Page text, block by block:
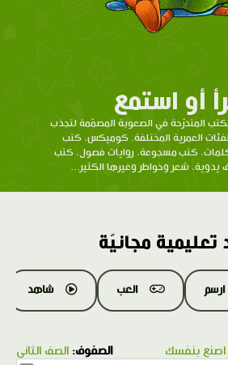
أو استمع
المتدرّحة في الصعوبة المصمّمة لتجذب
العمرية المختلفة. كوميكس، كتب
كتب مسجوعة، روايات فصول، كتب
يدوية، شعر وخواطر وغيرها الكثير...
تعليمية مجانيّة
ارسم العب شاهد
اصنع بنفسك الصفوف: الصف الثاني